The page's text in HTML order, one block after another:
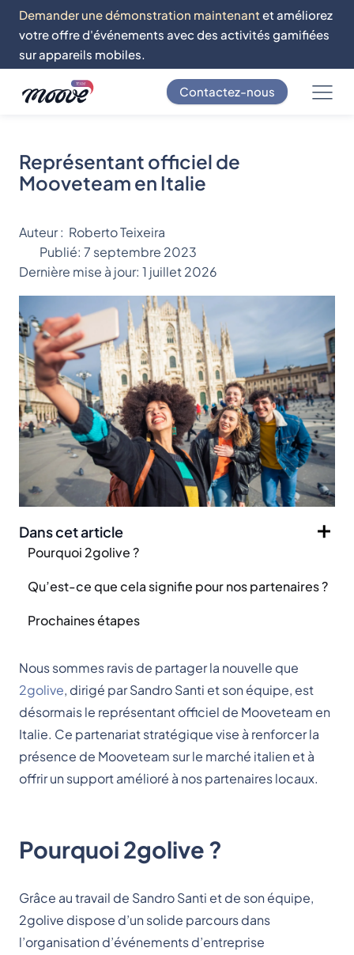
Demander une démonstration maintenant et améliorez
votre offre d'événements avec des activités gamifiées
sur appareils mobiles.
Contactez-nous
Représentant officiel de
Mooveteam en Italie
Auteur : Roberto Teixeira
Publié: 7 septembre 2023
Dernière mise à jour: 1 juillet 2026
Dans cet article
Pourquoi 2golive ?
Qu’est-ce que cela signifie pour nos partenaires ?
Prochaines étapes
Nous sommes ravis de partager la nouvelle que
2golive, dirigé par Sandro Santi et son équipe, est
désormais le représentant officiel de Mooveteam en
Italie. Ce partenariat stratégique vise à renforcer la
présence de Mooveteam sur le marché italien et à
offrir un support amélioré à nos partenaires locaux.
Pourquoi 2golive ?
Grâce au travail de Sandro Santi et de son équipe,
2golive dispose d’un solide parcours dans
l’organisation d’événements d’entreprise